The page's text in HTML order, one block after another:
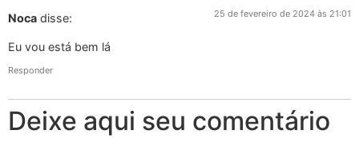
Noca disse: 25 de fevereiro de 2024 às 21:01
Eu vou está bem lá
Responder
Deixe aqui seu comentário